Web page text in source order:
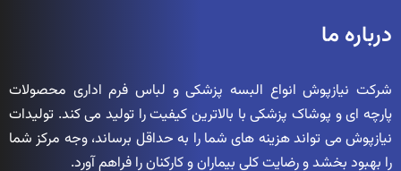
درباره ما
شرکت نیازپوش انواع البسه پزشکی و لباس فرم اداری محصولات
پارچه ای و پوشاک پزشکی با بالاترین کیفیت را تولید می کند. تولیدات
نیازپوش می تواند هزینه های شما را به حداقل برساند، وجه مرکز شما
را بهبود بخشد و رضایت کلی بیماران و کارکنان را فراهم آورد.